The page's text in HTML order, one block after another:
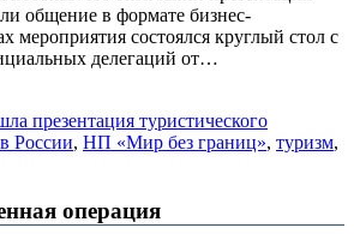
общение в формате бизнес-
мероприятия состоялся круглый стол с
делегаций от…
презентация туристического
России, НП «Мир без границ», туризм,
операция